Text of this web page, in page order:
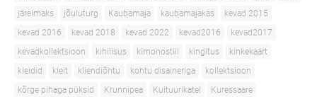
järelmaks
jõuluturg Kaubamaja kaubamajakas
kevad 2015
kevad 2016
kevad 2018 kevad 2022 kevad2016
kevad2017
kevadkollektsioon
kihilisus kimonostiil kingitus
kinkekaart
kleidid
kleit kliendiõhtu kohtu disaineriga
kollektsioon
kõrge pihaga püksid
Krunnipea Kultuurikatel
Kuressaare